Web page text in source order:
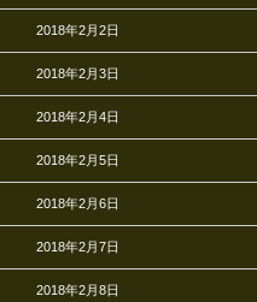
2018年2月2日
2018年2月3日
2018年2月4日
2018年2月5日
2018年2月6日
2018年2月7日
2018年2月8日